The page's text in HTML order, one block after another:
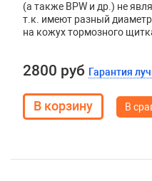
(а также BPWи др.) не
т.к. имеют разный
на кожух тормозного
2800 руб Гарантия
В